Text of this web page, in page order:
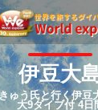
伊豆大
ゅう氏と行く伊
大9ダイブ付 4日